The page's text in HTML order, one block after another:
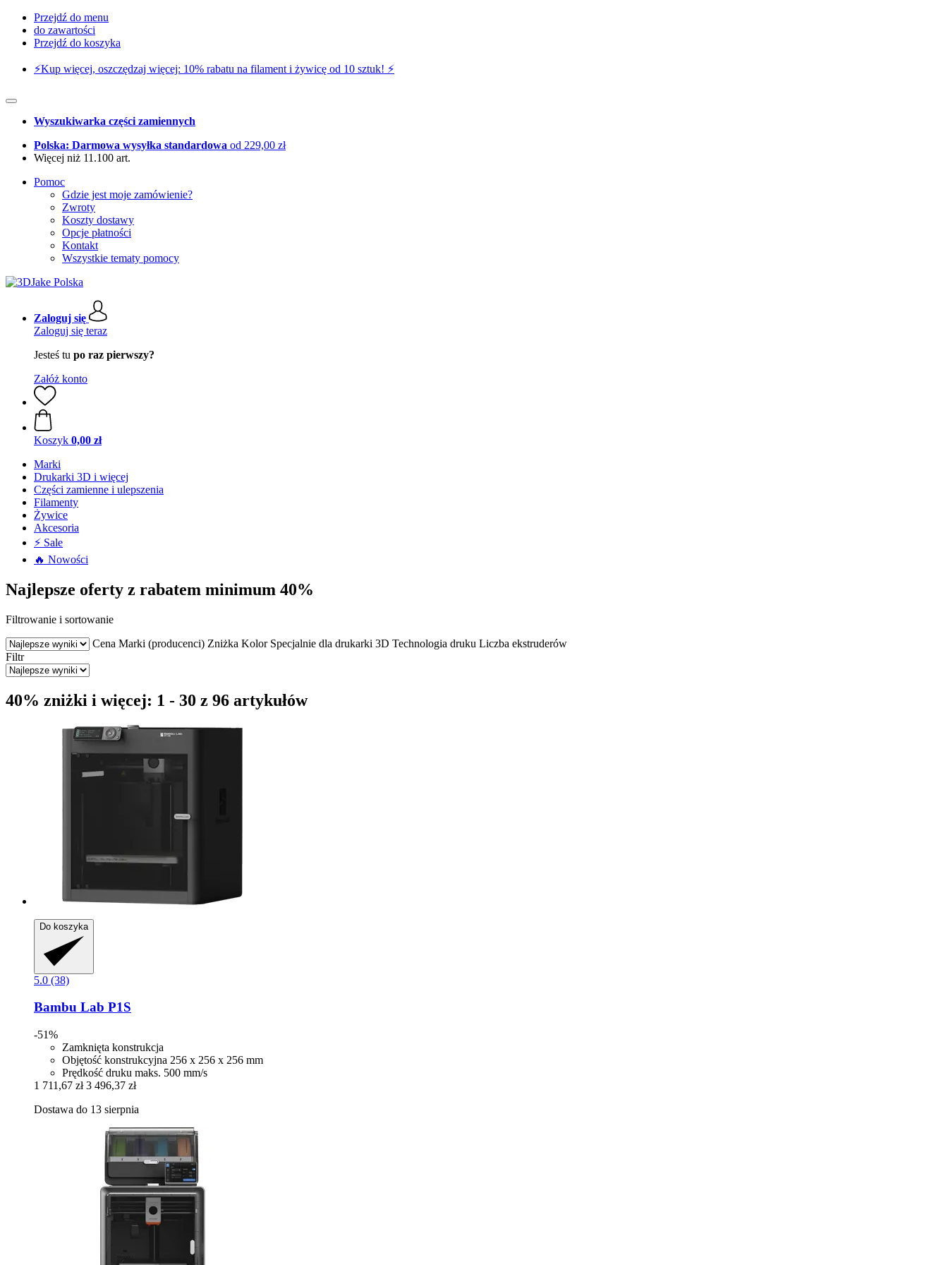
Przejdź do menu
do zawartości
Przejdź do koszyka
⚡️Kup więcej, oszczędzaj więcej: 10% rabatu na filament i żywicę od 10 sztuk! ⚡️
Wyszukiwarka części zamiennych
Polska: Darmowa wysyłka standardowa od 229,00 zł
Więcej niż 11.100 art.
Pomoc
Gdzie jest moje zamówienie?
Zwroty
Koszty dostawy
Opcje płatności
Kontakt
Wszystkie tematy pomocy
Zaloguj się
Zaloguj się teraz
Jesteś tu po raz pierwszy?
Załóż konto
Koszyk 0,00 zł
Marki
Drukarki 3D i więcej
Części zamienne i ulepszenia
Filamenty
Żywice
Akcesoria
⚡ Sale
🔥 Nowości
Najlepsze oferty z rabatem minimum 40%
Filtrowanie i sortowanie
Cena Marki (producenci) Zniżka Kolor Specjalnie dla drukarki 3D Technologia druku Liczba ekstruderów
Filtr
40% zniżki i więcej: 1 - 30 z 96 artykułów
Do koszyka
5.0 (38)
Bambu Lab P1S
-51%
Zamknięta konstrukcja
Objętość konstrukcyjna 256 x 256 x 256 mm
Prędkość druku maks. 500 mm/s
1 711,67 zł 3 496,37 zł
Dostawa do 13 sierpnia